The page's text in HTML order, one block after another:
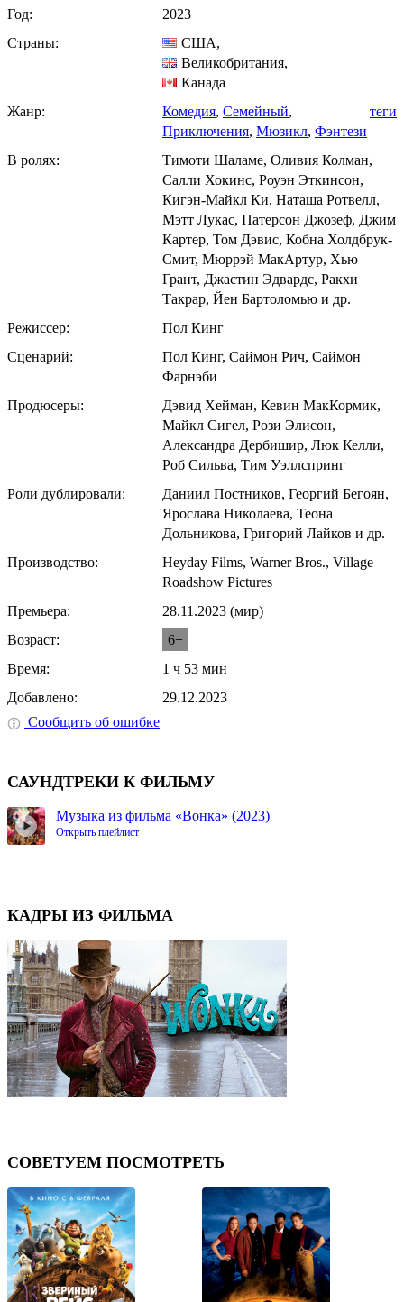
Год:
2023
Страны:
США,
Великобритания,
Канада
Жанр:
Комедия, Семейный,
Приключения, Мюзикл, Фэнтези
теги
В ролях:
Тимоти Шаламе, Оливия Колман,
Салли Хокинс, Роуэн Эткинсон,
Кигэн-Майкл Ки, Наташа Ротвелл,
Мэтт Лукас, Патерсон Джозеф, Джим
Картер, Том Дэвис, Кобна Холдбрук-
Смит, Мюррэй МакАртур, Хью
Грант, Джастин Эдвардс, Ракхи
Такрар, Йен Бартоломью и др.
Режиссер:
Пол Кинг
Сценарий:
Пол Кинг, Саймон Рич, Саймон
Фарнэби
Продюсеры:
Дэвид Хейман, Кевин МакКормик,
Майкл Сигел, Рози Элисон,
Александра Дербишир, Люк Келли,
Роб Сильва, Тим Уэллспринг
Роли дублировали:
Даниил Постников, Георгий Бегоян,
Ярослава Николаева, Теона
Дольникова, Григорий Лайков и др.
Производство:
Heyday Films, Warner Bros., Village
Roadshow Pictures
Премьера:
28.11.2023 (мир)
Возраст:
6+
Время:
1 ч 53 мин
Добавлено:
29.12.2023
Сообщить об ошибке
САУНДТРЕКИ К ФИЛЬМУ
Музыка из фильма «Вонка» (2023)
Открыть плейлист
КАДРЫ ИЗ ФИЛЬМА
СОВЕТУЕМ ПОСМОТРЕТЬ